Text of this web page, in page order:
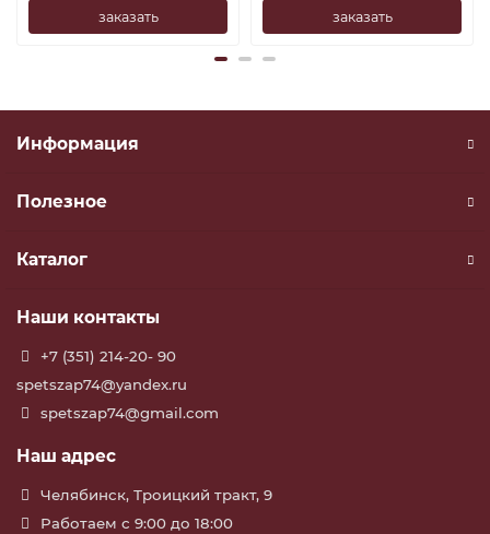
заказать заказать
Информация
Полезное
Каталог
Наши контакты
+7 (351) 214-20- 90
spetszap74@yandex.ru
spetszap74@gmail.com
Наш адрес
Челябинск, Троицкий тракт, 9
Работаем с 9:00 до 18:00